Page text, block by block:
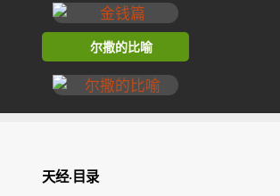
尔撒的比喻
天经·目录